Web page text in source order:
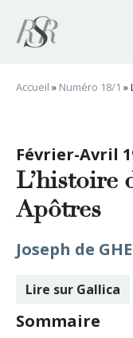
contenu
Accueil » Numéro 18/1 »
Février-Avril
L’histoire
Apôtres
Joseph de
Lire sur Gallica
Sommaire